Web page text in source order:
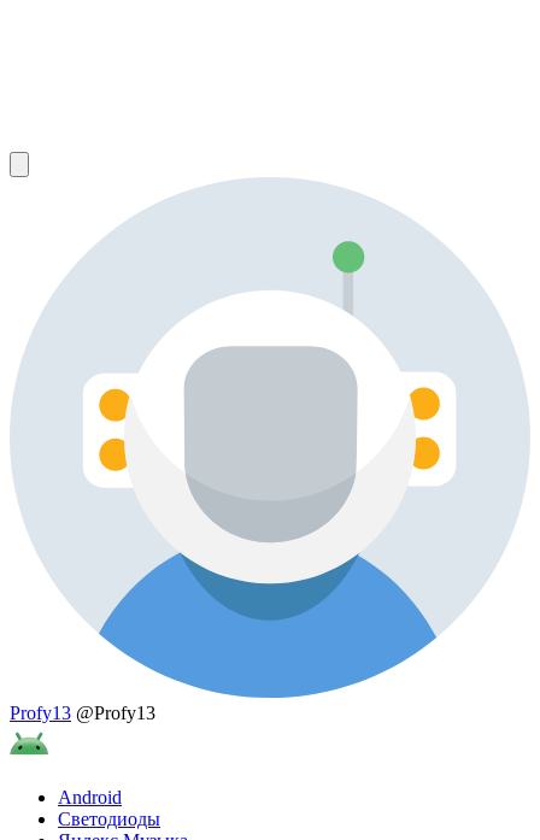
Profy13 @Profy13
Android
Светодиоды